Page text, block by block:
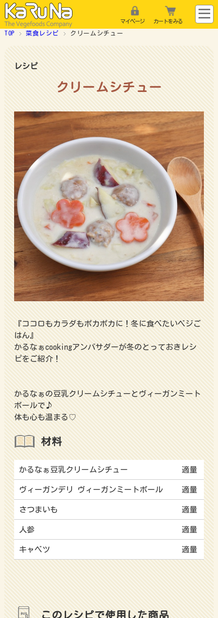
マイページ カートをみる
TOP 菜食レシピ クリームシチュー
レシピ
クリームシチュー
『ココロもカラダもポカポカに！冬に食べたいベジご
はん』
かるなぁcookingアンバサダーが冬のとっておきレシ
ピをご紹介！
かるなぁの豆乳クリームシチューとヴィーガンミート
ボールで♪
体も心も温まる♡
材料
かるなぁ豆乳クリームシチュー 適量
ヴィーガンデリ ヴィーガンミートボール 適量
さつまいも 適量
人参 適量
キャベツ 適量
このレシピで使用した商品